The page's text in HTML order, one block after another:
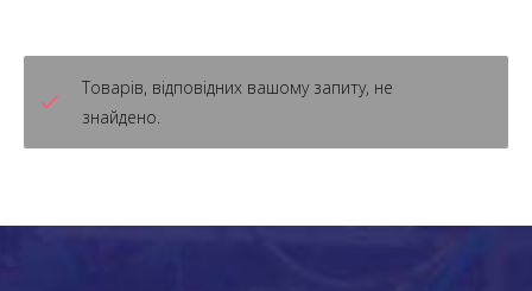
Товарів, відповідних вашому запиту, не
знайдено.